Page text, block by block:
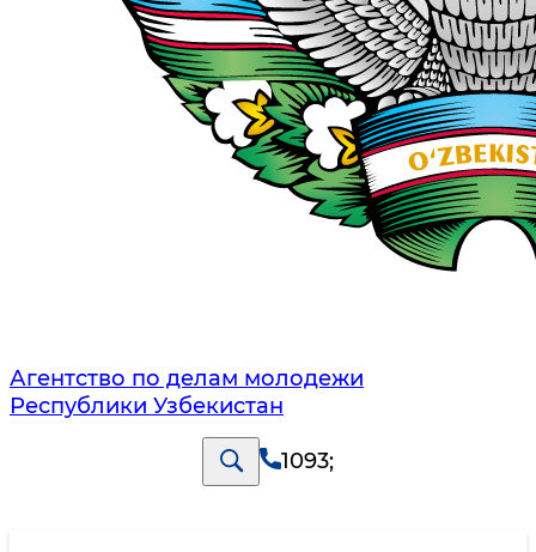
Агентство по делам молодежи
Республики Узбекистан
1093;